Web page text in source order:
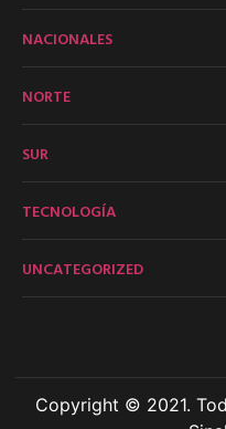
NACIONALES
NORTE
SUR
TECNOLOGÍA
UNCATEGORIZED
Copyright © 2021.